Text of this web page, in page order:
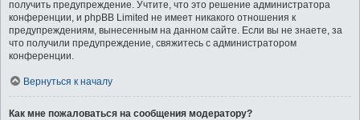
получить предупреждение. Учтите, что это решение администратора
конференции, и phpBB Limited не имеет никакого отношения к
предупреждениям, вынесенным на данном сайте. Если вы не знаете, за
что получили предупреждение, свяжитесь с администратором
конференции.
Вернуться к началу
Как мне пожаловаться на сообщения модератору?